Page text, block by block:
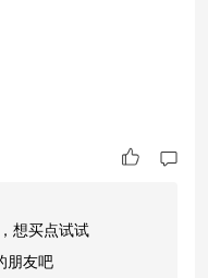
博反弹就得挑既弹性
制造端的碰到下游订
件都铺的，收益配
想买点试试
朋友吧